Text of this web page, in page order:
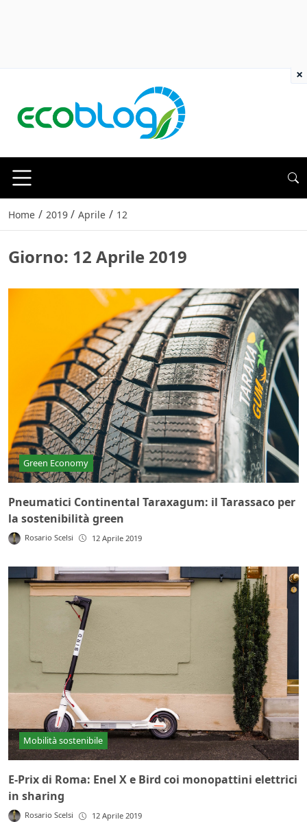
Home / 2019 / Aprile / 12
Giorno: 12 Aprile 2019
Green Economy
Pneumatici Continental Taraxagum: il Tarassaco per
la sostenibilità green
Rosario Scelsi 12 Aprile 2019
Mobilità sostenibile
E-Prix di Roma: Enel X e Bird coi monopattini elettrici
in sharing
Rosario Scelsi 12 Aprile 2019
×